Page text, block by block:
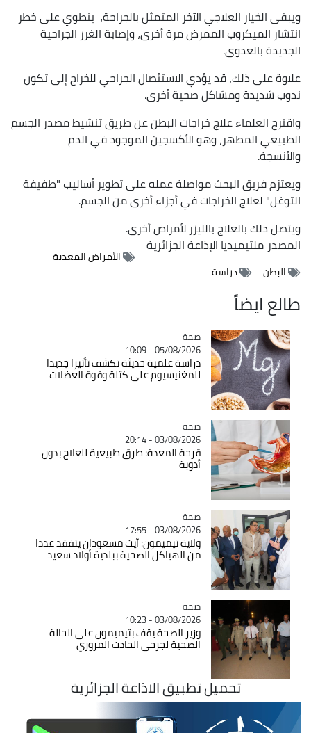
ويبقى الخيار العلاجي الآخر المتمثل بالجراحة، ينطوي على خطر
انتشار الميكروب الممرض مرة أخرى، وإصابة الغرز الجراحية
الجديدة بالعدوى.
علاوة على ذلك، قد يؤدي الاستئصال الجراحي للخراج إلى تكون
ندوب شديدة ومشاكل صحية أخرى.
واقترح العلماء علاج خراجات البطن عن طريق تنشيط مصدر الجسم
الطبيعي المطهر، وهو الأكسجين الموجود في الدم
والأنسجة.
ويعتزم فريق البحث مواصلة عمله على تطوير أساليب "طفيفة
التوغل" لعلاج الخراجات في أجزاء أخرى من الجسم.
ويتصل ذلك بالعلاج بالليزر لأمراض أخرى.
المصدرملتيميديا الإذاعة الجزائرية
الأمراض المعدية
البطن
دراسة
طالع ايضاً
Catégorie
صحة
05/08/2026 - 10:09
دراسة علمية حديثة تكشف تأثيرا جديدا
للمغنيسيوم على كتلة وقوة العضلات
Catégorie
صحة
03/08/2026 - 20:14
قرحة المعدة: طرق طبيعية للعلاج بدون
أدوية
Catégorie
صحة
03/08/2026 - 17:55
ولاية تيميمون: آيت مسعودان يتفقد عددا
من الهياكل الصحية ببلدية أولاد سعيد
Catégorie
صحة
03/08/2026 - 10:23
وزير الصحة يقف بتيميمون على الحالة
الصحية لجرحى الحادث المروري
تحميل تطبيق الاذاعة الجزائرية